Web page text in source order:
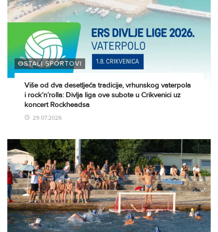
OSTALI SPORTOVI
Više od dva desetljeća tradicije, vrhunskog vaterpola
i rock’n’rolla: Divlja liga ove subote u Crikvenici uz
koncert Rockheadsa
29.07.2026